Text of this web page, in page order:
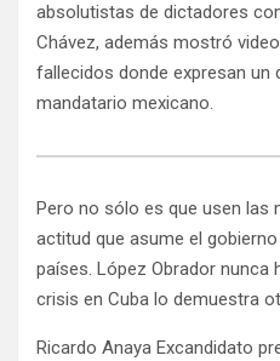
absolutistas de dictadores
Chávez, además mostró
fallecidos donde expresan un
mandatario mexicano.
Pero no sólo es que usen las
actitud que asume el
países. López Obrador nunca
crisis en Cuba lo demuestra
Ricardo Anaya Excandidato